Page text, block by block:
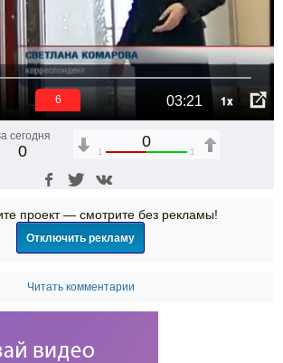
03:21 1x
6
сегодня
0
0
1 1
проект — смотрите без рекламы!
Отключить рекламу
Читать комментарии